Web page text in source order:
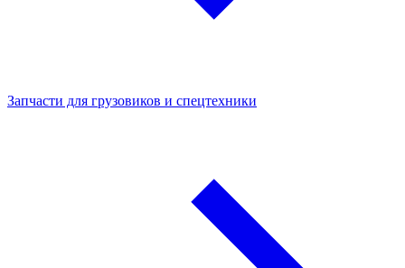
Запчасти для грузовиков и спецтехники